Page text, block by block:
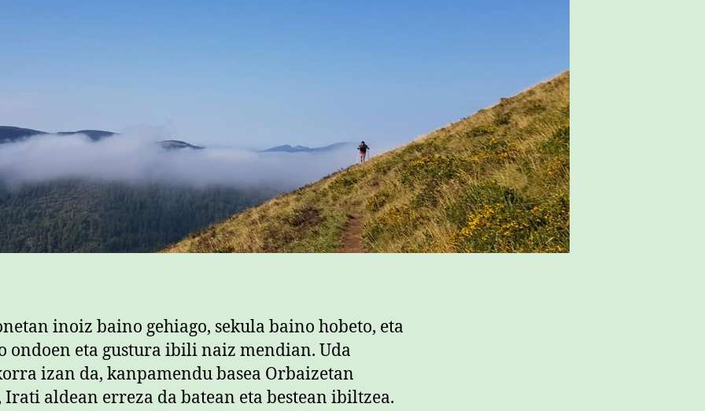
inoiz baino gehiago, sekula baino hobeto, eta
ondoen eta gustura ibili naiz mendian. Uda
izan da, kanpamendu basea Orbaizetan
aldean erreza da batean eta bestean ibiltzea.